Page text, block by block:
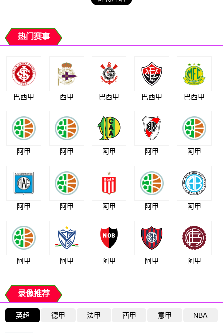
热门赛事
巴西甲 西甲 巴西甲 巴西甲 巴西甲
阿甲 阿甲 阿甲 阿甲 阿甲
阿甲 阿甲 阿甲 阿甲 阿甲
阿甲 阿甲 阿甲 阿甲 阿甲
录像推荐
英超 德甲 法甲 西甲 意甲 NBA